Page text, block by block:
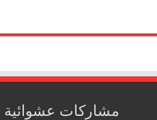
مشاركات عشوائية